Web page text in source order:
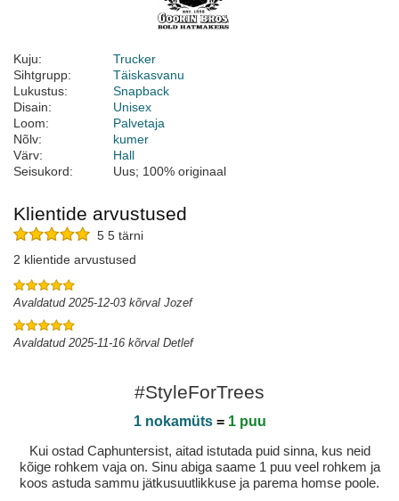
Kuju:
Trucker
Sihtgrupp:
Täiskasvanu
Lukustus:
Snapback
Disain:
Unisex
Loom:
Palvetaja
Nõlv:
kumer
Värv:
Hall
Seisukord:
Uus; 100% originaal
Klientide arvustused
5 5 tärni
2 klientide arvustused
Avaldatud 2025-12-03 kõrval Jozef
Avaldatud 2025-11-16 kõrval Detlef
#StyleForTrees
1 nokamüts= 1 puu
Kui ostad Caphuntersist, aitad istutada puid sinna, kus neid
kõige rohkem vaja on. Sinu abiga saame 1 puu veel rohkem ja
koos astuda sammu jätkusuutlikkuse ja parema homse poole.